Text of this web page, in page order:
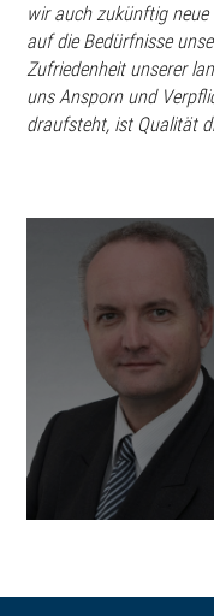
wir auch zukünftig
auf die Bedürfnisse
Zufriedenheit unserer
uns Ansporn und
draufsteht, ist Qualität